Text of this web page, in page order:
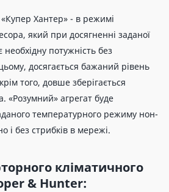
Хантер» - в режимі
який при досягненні заданої
потужність без
досягається бажаний рівень
того, довше зберігається
«Розумний» агрегат буде
температурного режиму нон-
і без стрибків в мережі.
кліматичного
& Hunter: